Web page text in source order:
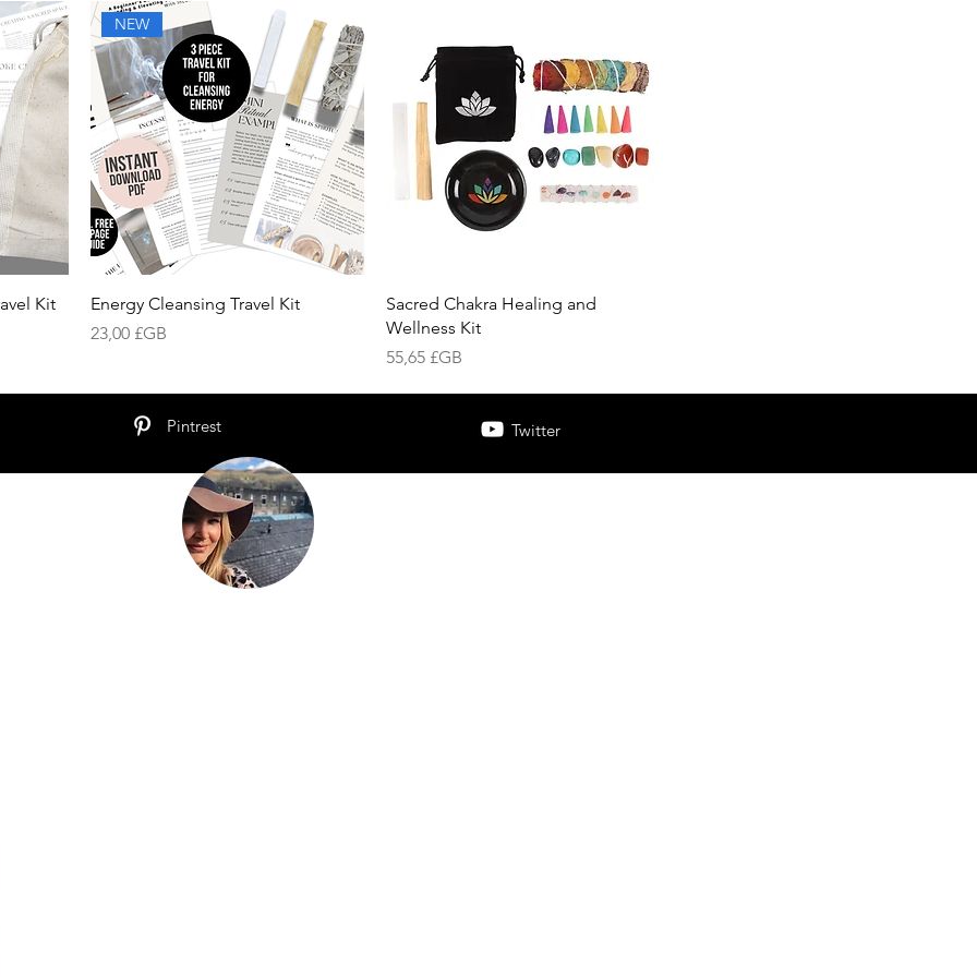
Kit
NEW
Energy Cleansing Travel Kit
Prix
23,00 £GB
Sacred Chakra Healing and
Wellness Kit
Prix
55,65 £GB
Pintrest Twitter